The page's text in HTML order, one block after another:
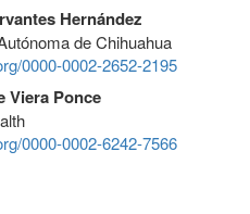
Hernández
de Chihuahua
0000-0002-2652-2195
Viera Ponce
0000-0002-6242-7566